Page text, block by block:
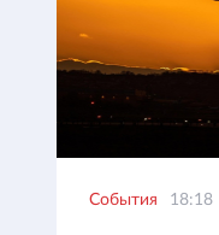
События 18:18